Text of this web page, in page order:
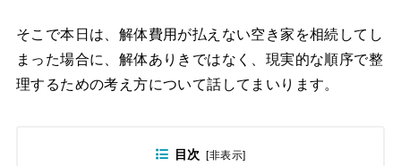
そこで本日は、解体費用が払えない空き家を相続してし
まった場合に、解体ありきではなく、現実的な順序で整
理するための考え方について話してまいります。
目次 非表示]